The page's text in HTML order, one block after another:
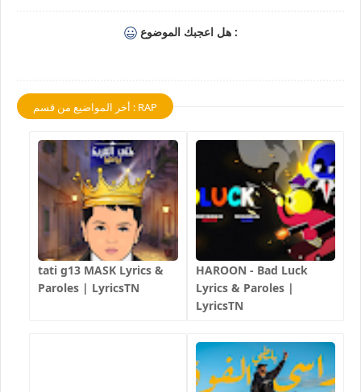
هل اعجبك الموضوع :
أخر المواضيع من قسم : RAP
tati g13 MASK Lyrics &
Paroles | LyricsTN
HAROON - Bad Luck
Lyrics & Paroles |
LyricsTN